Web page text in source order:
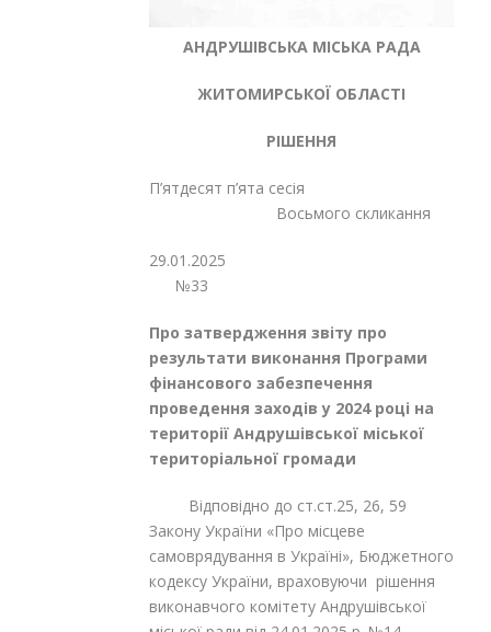
АНДРУШІВСЬКА МІСЬКА РАДА
ЖИТОМИРСЬКОЇ ОБЛАСТІ
РІШЕННЯ
П’ятдесят п’ята сесія
Восьмого скликання
№33
Про затвердження звіту про
результати виконання Програми
фінансового забезпечення
проведення заходів у 2024 році на
території Андрушівської міської
територіальної громади
Відповідно до ст.ст.25, 26, 59
Закону України «Про місцеве
самоврядування в Україні», Бюджетного
кодексу України, враховуючи рішення
виконавчого комітету Андрушівської